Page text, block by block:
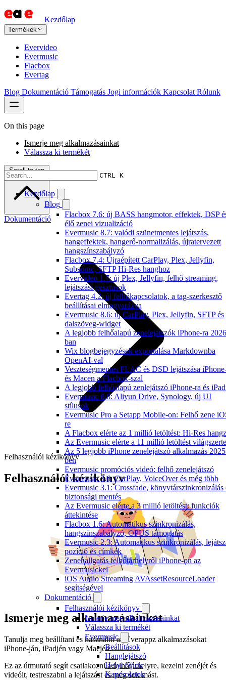
Kezdőlap
Termékek
Evervideo
Evermusic
Flacbox
Evertag
Blog Dokumentáció Támogatás Jogi információk Kapcsolat Rólunk
CTRL K
Kezdőlap
Blog
Flacbox 7.6: új BASS hangmotor, effektek, DSP
élő zenei vizualizáció
Evermusic 8.7: valódi szünetmentes lejátszás,
hangeffektek, hangerő-normalizálás, újratervezett
hangszínszabályzó
Flacbox 7.4: Újraépített CarPlay, Plex, Jellyfin,
Subsonic, SFTP Hi-Res hanghoz
Evervideo 1.7: új Plex, Jellyfin, felhő streaming,
lejátszási gesztusok
Evertag 4.2: új felhőkapcsolatok, a tag-szerkesztő
beállításai elmagyarázva
Evermusic 8.6: új CarPlay, Plex, Jellyfin, SFTP és
dalszöveg-widget
A legjobb felhőalapú zenelejátszók iPhone-ra
ban
Wix blogbejegyzések exportálása Markdownba
OpenAI-val
Veszteségmentes FLAC és DSD lejátszása
és Macen a Flacbox-szal
A legjobb felhőalapú zenlejátszó iPhone-ra és
Evermusic 6.8: Aliyun Drive, Synology, új UI
stílusok
Evermusic Pro a Setapp Mobile-on: Felhő zene
re
A Flacbox elérte az 1 millió letöltést: Hi-Res
Az Evermusic elérte a 11 millió letöltést világszerte
Az 5 legjobb iPhone zenelejátszó alkalmazás
ben
Evermusic promóciós videó: felhő zenelejátszó
Evermusic 3.6: CarPlay, VoiceOver és még több
Evermusic 3.1: Crossfade, könyvtárszinkronizálás
biztonsági mentés
Az Evermusic elérte a 3 millió letöltést: funkciók
áttekintése
Flacbox 1.6: Automatikus szinkronizálás,
hangszínszabályzó, OPUS támogatás
Evermusic 2.3: Automatikus szinkronizálás,
pozíció és címkék
Zenehallgatás felhőtárhelyről iPhone-on az
Evermusickel
iOS Audio Streaming AVAssetResourceLoader
segítségével
Dokumentáció
Felhasználói kézikönyv
Ismerje meg alkalmazásainkat
Válassza ki termékét
Evermusic
Beállítások
Hanglejátszó
Helyi fájlok
Kapcsolatok
On this page
Ismerje meg alkalmazásainkat
Válassza ki termékét
Scroll to top
Dokumentáció
Felhasználói kézikönyv
Felhasználói kézikönyv
Ismerje meg alkalmazásainkat
Tanulja meg beállítani és használni az Everappz alkalmazásokat
iPhone-ján, iPadjén vagy Macjén.
Ez az útmutató segít csatlakozni a felhőtárhelyre, kezelni zenéjét és
videóit, testreszabni a lejátszást és még sok mást.